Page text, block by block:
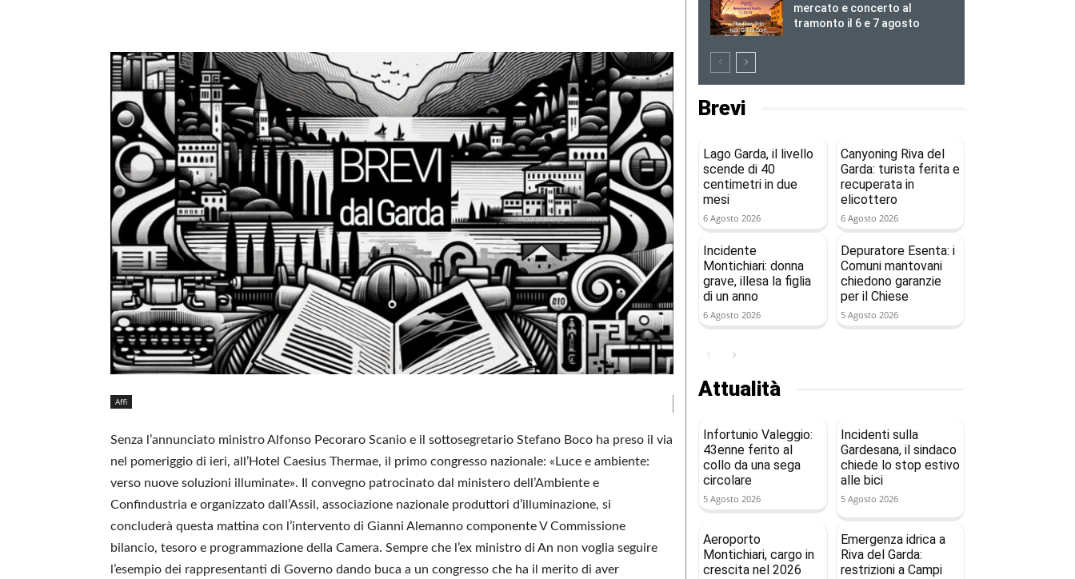
Affi
Senza l’annunciato ministro Alfonso Pecoraro Scanio e il sottosegretario Stefano Boco ha preso il via
nel pomeriggio di ieri, all’Hotel Caesius Thermae, il primo congresso nazionale: «Luce e ambiente:
verso nuove soluzioni illuminate». Il convegno patrocinato dal ministero dell’Ambiente e
Confindustria e organizzato dall’Assil, associazione nazionale produttori d’illuminazione, si
concluderà questa mattina con l’intervento di Gianni Alemanno componente V Commissione
bilancio, tesoro e programmazione della Camera. Sempre che l’ex ministro di An non voglia seguire
l’esempio dei rappresentanti di Governo dando buca a un congresso che ha il merito di aver
mercato e concerto al
tramonto il 6 e 7 agosto
Brevi
Lago Garda, il livello
scende di 40
centimetri in due
mesi
6 Agosto 2026
Canyoning Riva del
Garda: turista ferita e
recuperata in
elicottero
6 Agosto 2026
Incidente
Montichiari: donna
grave, illesa la figlia
di un anno
6 Agosto 2026
Depuratore Esenta: i
Comuni mantovani
chiedono garanzie
per il Chiese
5 Agosto 2026
Attualità
Infortunio Valeggio:
43enne ferito al
collo da una sega
circolare
5 Agosto 2026
Incidenti sulla
Gardesana, il sindaco
chiede lo stop estivo
alle bici
5 Agosto 2026
Aeroporto
Montichiari, cargo in
crescita nel 2026
Emergenza idrica a
Riva del Garda:
restrizioni a Campi